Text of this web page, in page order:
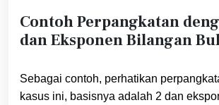
Contoh Perpangkatan
dan Eksponen Bilangan
Sebagai contoh, perhatikan
kasus ini, basisnya adalah 2 dan